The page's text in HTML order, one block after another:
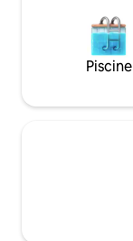
Piscine